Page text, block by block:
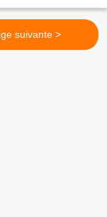
suivante >